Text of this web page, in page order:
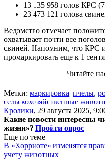
13 135 958 голов КРС
23 473 121 голова
Ведомство отмечает
охватывает почти все
свиней. Напомним, что КРС
промаркировать еще к 1
Читайте
Метки: маркировка, пчелы,
сельскохозяйственные
Кролики, 29 августа 2025,
Какие новости интересны
жизни»? Пройти опрос
Еще по теме
В «Хорриоте» изменятся
учету животных